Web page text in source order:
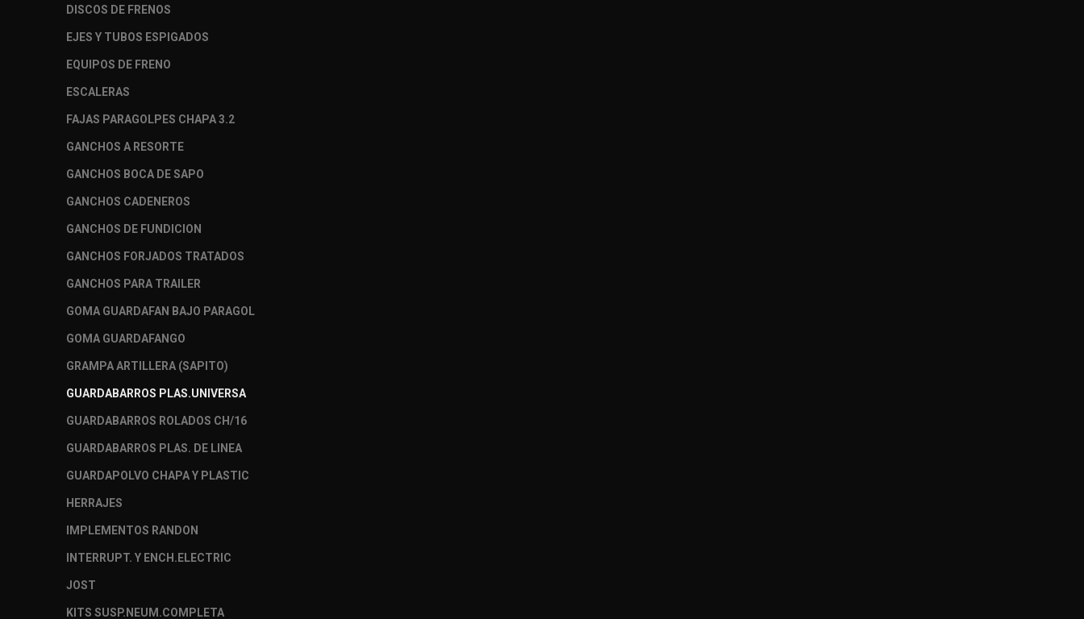
DISCOS DE FRENOS
EJES Y TUBOS ESPIGADOS
EQUIPOS DE FRENO
ESCALERAS
FAJAS PARAGOLPES CHAPA 3.2
GANCHOS A RESORTE
GANCHOS BOCA DE SAPO
GANCHOS CADENEROS
GANCHOS DE FUNDICION
GANCHOS FORJADOS TRATADOS
GANCHOS PARA TRAILER
GOMA GUARDAFAN BAJO PARAGOL
GOMA GUARDAFANGO
GRAMPA ARTILLERA (SAPITO)
GUARDABARROS PLAS.UNIVERSA
GUARDABARROS ROLADOS CH/16
GUARDABARROS PLAS. DE LINEA
GUARDAPOLVO CHAPA Y PLASTIC
HERRAJES
IMPLEMENTOS RANDON
INTERRUPT. Y ENCH.ELECTRIC
JOST
KITS SUSP.NEUM.COMPLETA